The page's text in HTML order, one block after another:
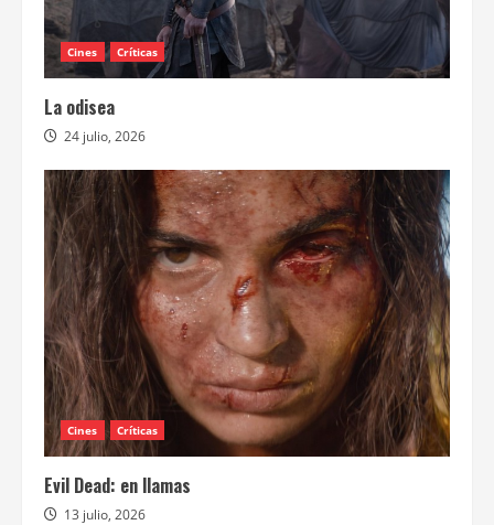
Cines Críticas
La odisea
24 julio, 2026
Cines Críticas
Evil Dead: en llamas
13 julio, 2026